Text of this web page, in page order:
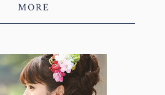
MORE